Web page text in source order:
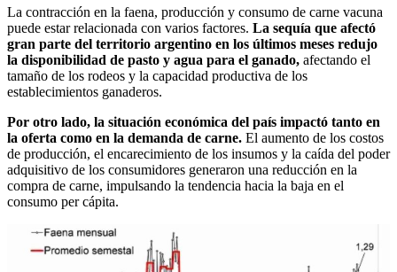
La contracción en la faena, producción y consumo de carne vacuna
puede estar relacionada con varios factores. La sequía que afectó
gran parte del territorio argentino en los últimos meses redujo
la disponibilidad de pasto y agua para el ganado, afectando el
tamaño de los rodeos y la capacidad productiva de los
establecimientos ganaderos.
Por otro lado, la situación económica del país impactó tanto en
la oferta como en la demanda de carne. El aumento de los costos
de producción, el encarecimiento de los insumos y la caída del poder
adquisitivo de los consumidores generaron una reducción en la
compra de carne, impulsando la tendencia hacia la baja en el
consumo per cápita.